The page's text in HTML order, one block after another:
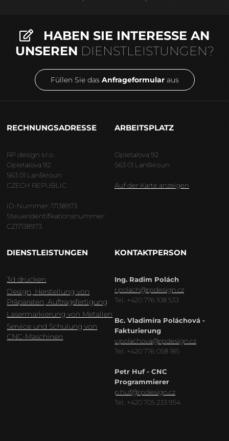
HABEN SIE INTERESSE AN
UNSEREN DIENSTLEISTUNGEN?
Füllen Sie das Anfrageformularaus
RECHNUNGSADRESSE
RP design s.r.o.
Opletalova 92
563 01 Lanškroun
CZECH REPUBLIC
ID-Nummer: 17138973
Steueridentifikationsnummer:
CZ17138973
ARBEITSPLATZ
Opletalova 92
563 01 Lanškroun
Auf der Karte anzeigen
DIENSTLEISTUNGEN
3d drucken
Design, Herstellung von
Präparaten, Auftragsfertigung
Lasermarkierung von Metallen
Service und Schulung von
CNC-Maschinen
KONTAKTPERSON
Ing. Radim Polách
r.polach@rpdesign.cz
Tel.: +420 776 108 533
Bc. Vladimíra Poláchová -
Fakturierung
v.polachova@rpdesign.cz
Tel.: +420 776 058 185
Petr Huf - CNC
Programmierer
p.huf@rpdesign.cz
Tel.: +420 705 233 954